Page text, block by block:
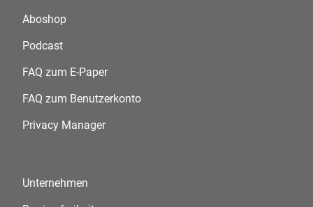
Aboshop
Podcast
FAQ zum E-Paper
FAQ zum Benutzerkonto
Privacy Manager
Unternehmen